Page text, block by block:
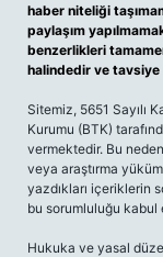
haber niteliği
paylaşım
benzerlikleri
halindedir ve tavsiye
Sitemiz, 5651 Sayılı
Kurumu (BTK)
vermektedir. Bu
veya araştırma
yazdıkları içeriklerin
bu sorumluluğu kabul
Hukuka ve yasal